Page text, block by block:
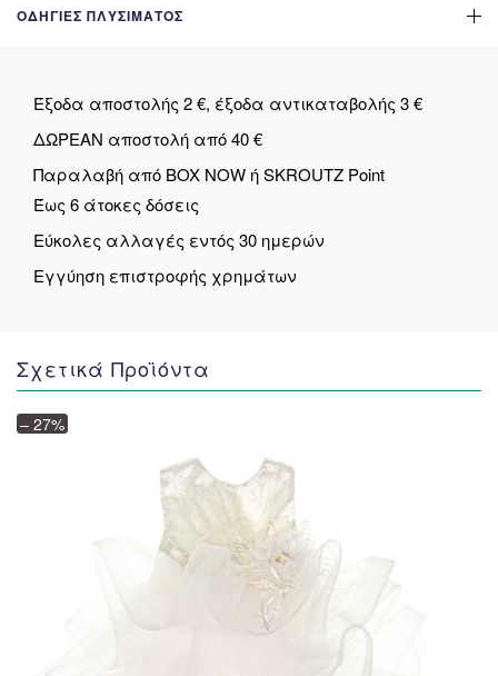
ΟΔΗΓΊΕΣ ΠΛΥΣΊΜΑΤΟΣ
Έξοδα αποστολής 2 €, έξοδα αντικαταβολής 3 €
ΔΩΡΕΑΝ αποστολή από 40 €
Παραλαβή από BOX NOW ή SKROUTZ Point
Έως 6 άτοκες δόσεις
Εύκολες αλλαγές εντός 30 ημερών
Εγγύηση επιστροφής χρημάτων
Σχετικά Προϊόντα
– 27%